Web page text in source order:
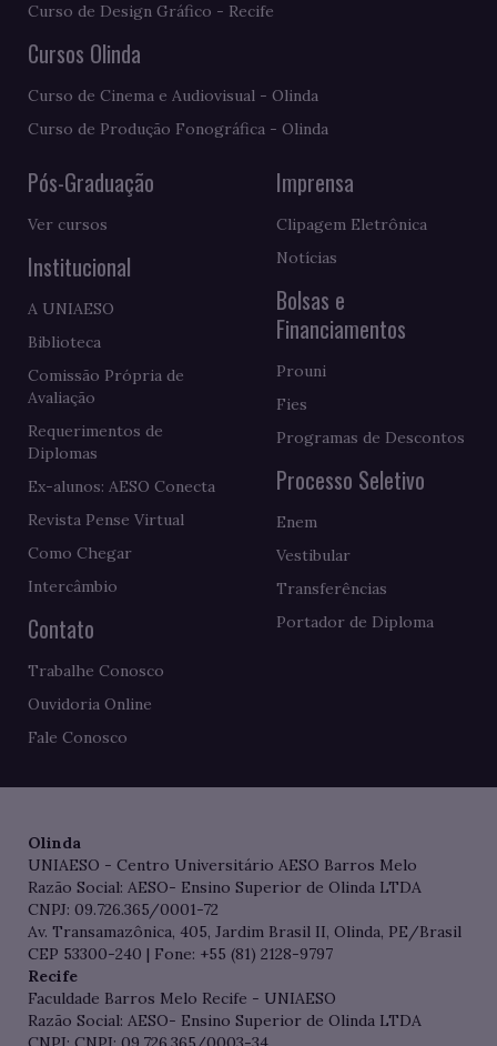
Curso de Design Gráfico - Recife
Cursos Olinda
Curso de Cinema e Audiovisual - Olinda
Curso de Produção Fonográfica - Olinda
Pós-Graduação
Ver cursos
Institucional
A UNIAESO
Biblioteca
Comissão Própria de
Avaliação
Requerimentos de
Diplomas
Ex-alunos: AESO Conecta
Revista Pense Virtual
Como Chegar
Intercâmbio
Contato
Trabalhe Conosco
Ouvidoria Online
Fale Conosco
Imprensa
Clipagem Eletrônica
Notícias
Bolsas e
Financiamentos
Prouni
Fies
Programas de Descontos
Processo Seletivo
Enem
Vestibular
Transferências
Portador de Diploma
Olinda
UNIAESO - Centro Universitário AESO Barros Melo
Razão Social: AESO- Ensino Superior de Olinda LTDA
CNPJ: 09.726.365/0001-72
Av. Transamazônica, 405, Jardim Brasil II, Olinda, PE/Brasil
CEP 53300-240 | Fone: +55 (81) 2128-9797
Recife
Faculdade Barros Melo Recife - UNIAESO
Razão Social: AESO- Ensino Superior de Olinda LTDA